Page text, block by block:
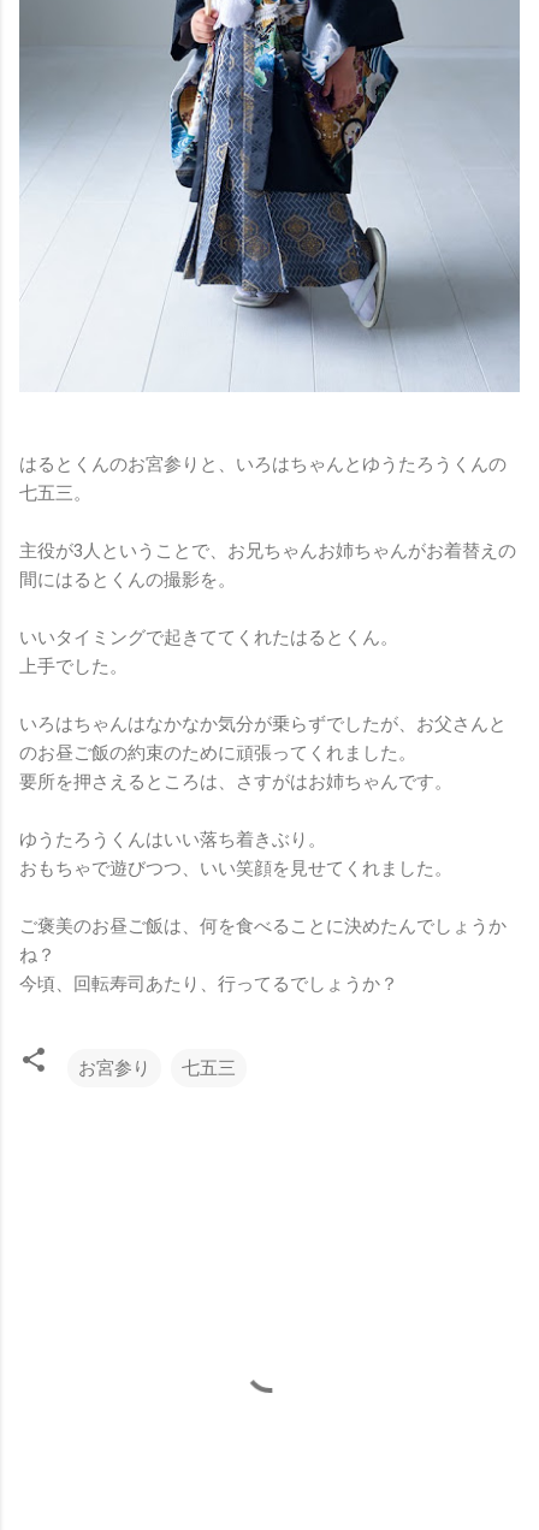
はるとくんのお宮参りと、いろはちゃんとゆうたろうくんの
七五三。
主役が3人ということで、お兄ちゃんお姉ちゃんがお着替えの
間にはるとくんの撮影を。
いいタイミングで起きててくれたはるとくん。
上手でした。
いろはちゃんはなかなか気分が乗らずでしたが、お父さんと
のお昼ご飯の約束のために頑張ってくれました。
要所を押さえるところは、さすがはお姉ちゃんです。
ゆうたろうくんはいい落ち着きぶり。
おもちゃで遊びつつ、いい笑顔を見せてくれました。
ご褒美のお昼ご飯は、何を食べることに決めたんでしょうか
ね？
今頃、回転寿司あたり、行ってるでしょうか？
お宮参り 七五三